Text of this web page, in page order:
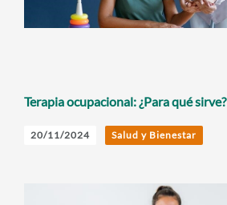
Terapia ocupacional: ¿Para qué sirve?
20/11/2024 Salud y Bienestar